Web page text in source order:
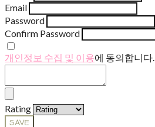
Email
Password
Confirm Password
개인정보 수집 및 이용에 동의합니다.
Rating
SAVE